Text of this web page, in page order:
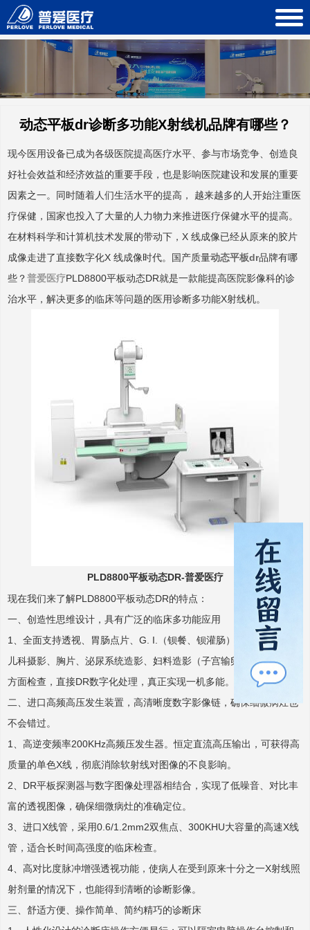
动态平板dr诊断多功能X射线机品牌有哪些？
现今医用设备已成为各级医院提高医疗水平、参与市场竞争、创造良
好社会效益和经济效益的重要手段，也是影响医院建设和发展的重要
因素之一。同时随着人们生活水平的提高， 越来越多的人开始注重医
疗保健，国家也投入了大量的人力物力来推进医疗保健水平的提高。
在材料科学和计算机技术发展的带动下，X 线成像已经从原来的胶片
成像走进了直接数字化X 线成像时代。国产质量动态平板dr品牌有哪
些？普爱医疗PLD8800平板动态DR就是一款能提高医院影像科的诊
治水平，解决更多的临床等问题的医用诊断多功能X射线机。
PLD8800平板动态DR-普爱医疗
现在我们来了解PLD8800平板动态DR的特点：
一、创造性思维设计，具有广泛的临床多功能应用
1、全面支持透视、胃肠点片、G. I.（钡餐、钡灌肠）、骨科摄影、
儿科摄影、胸片、泌尿系统造影、妇料造影（子宫输卵管造影）等多
方面检查，直接DR数字化处理，真正实现一机多能。
二、进口高频高压发生装置，高清晰度数字影像链，确保细微病灶也
不会错过。
1、高逆变频率200KHz高频压发生器。恒定直流高压输出，可获得高
质量的单色X线，彻底消除软射线对图像的不良影响。
2、DR平板探测器与数字图像处理器相结合，实现了低噪音、对比丰
富的透视图像，确保细微病灶的准确定位。
3、进口X线管，采用0.6/1.2mm2双焦点、300KHU大容量的高速X线
管，适合长时间高强度的临床检查。
4、高对比度脉冲增强透视功能，使病人在受到原来十分之一X射线照
射剂量的情况下，也能得到清晰的诊断影像。
三、舒适方便、操作简单、简约精巧的诊断床